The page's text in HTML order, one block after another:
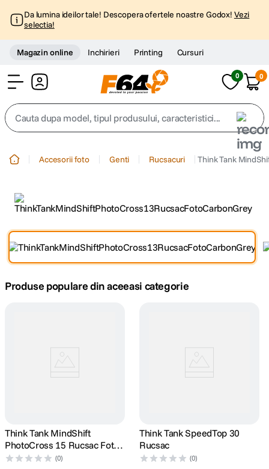
Da lumina ideilor tale! Descopera ofertele noastre Godox! Vezi
selectia!
Magazin online Inchirieri Printing Cursuri
0 0
Cauta dupa model, tipul produsului, caracteristici...
2. trepied
4. peak design
canon sx740 hs
ulanzi
godox
10 . nou
Accesorii foto Genti Rucsacuri Think Tank
Produse populare din aceeasi categorie
Think Tank MindShift
PhotoCross 15 Rucsac Foto
Orange Ember
(0)
Think Tank SpeedTop 30
Rucsac
(0)